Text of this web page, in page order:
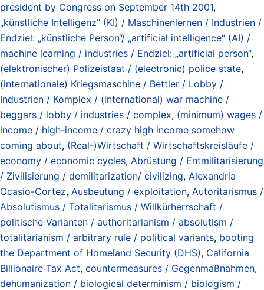
president by Congress on September 14th 2001,
„künstliche Intelligenz“ (KI) / Maschinenlernen / Industrien /
Endziel: „künstliche Person“/ „artificial intelligence“ (AI) /
machine learning / industries / Endziel: „artificial person“,
(elektronischer) Polizeistaat / (electronic) police state,
(internationale) Kriegsmaschine / Bettler / Lobby /
Industrien / Komplex / (international) war machine /
beggars / lobby / industries / complex, (minimum) wages /
income / high-income / crazy high income somehow
coming about, (Real-)Wirtschaft / Wirtschaftskreisläufe /
economy / economic cycles, Abrüstung / Entmilitarisierung
/ Zivilisierung / demilitarization/ civilizing, Alexandria
Ocasio-Cortez, Ausbeutung / exploitation, Autoritarismus /
Absolutismus / Totalitarismus / Willkürherrschaft /
politische Varianten / authoritarianism / absolutism /
totalitarianism / arbitrary rule / political variants, booting
the Department of Homeland Security (DHS), California
Billionaire Tax Act, countermeasures / Gegenmaßnahmen,
dehumanization / biological determinism / biologism /